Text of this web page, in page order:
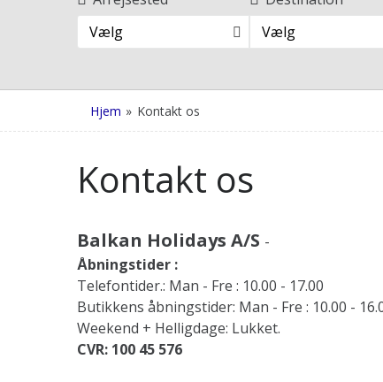
Vælg
Vælg
Hjem » Kontakt os
Kontakt os
Balkan Holidays A/S -
Åbningstider :
Telefontider.: Man - Fre : 10.00 - 17.00
Butikkens åbningstider: Man - Fre : 10.00 -
Weekend + Helligdage: Lukket.
CVR: 100 45 576